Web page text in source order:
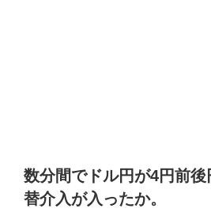
数分間でドル円が4円前
替介入が入ったか。